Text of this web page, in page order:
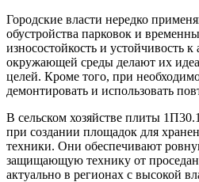
Городские власти нередко
обустройства парковок и
износостойкость и устойчивость
окружающей среды делают их
целей. Кроме того, при
демонтировать и использовать
В сельском хозяйстве плиты
при создании площадок для
техники. Они обеспечивают
защищающую технику от
актуально в регионах с высокой